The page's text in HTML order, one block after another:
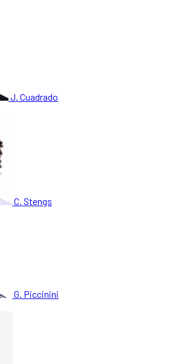
J. Cuadrado
C. Stengs
G. Piccinini